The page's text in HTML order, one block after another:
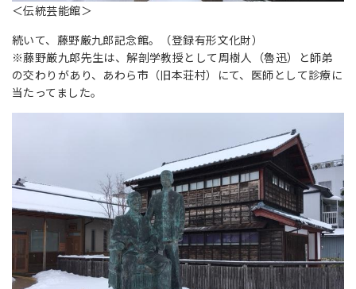
＜伝統芸能館＞
続いて、藤野厳九郎記念館。（登録有形文化財）
※藤野厳九郎先生は、解剖学教授として周樹人（魯迅）と師弟
の交わりがあり、あわら市（旧本荘村）にて、医師として診療に
当たってました。